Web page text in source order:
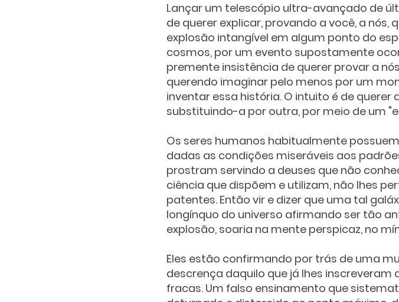
Lançar um telescópio ultra-avançado de
de querer explicar, provando a você, a nós,
explosão intangível em algum ponto do
cosmos, por um evento supostamente
premente insistência de querer provar a
querendo imaginar pelo menos por um
inventar essa história. O intuito é de querer
substituindo-a por outra, por meio de um
Os seres humanos habitualmente
dadas as condições miseráveis aos
prostram servindo a deuses que não
ciência que dispõem e utilizam, não lhes
patentes. Então vir e dizer que uma tal
longínquo do universo afirmando ser tão
explosão, soaria na mente perspicaz, no
Eles estão confirmando por trás de uma
descrença daquilo que já lhes
fracas. Um falso ensinamento que